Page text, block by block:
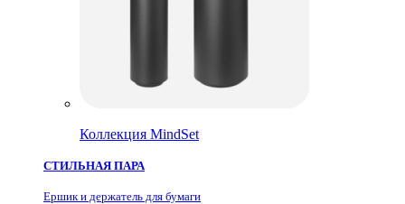
Коллекция MindSet
СТИЛЬНАЯ ПАРА
Ершик и держатель для бумаги